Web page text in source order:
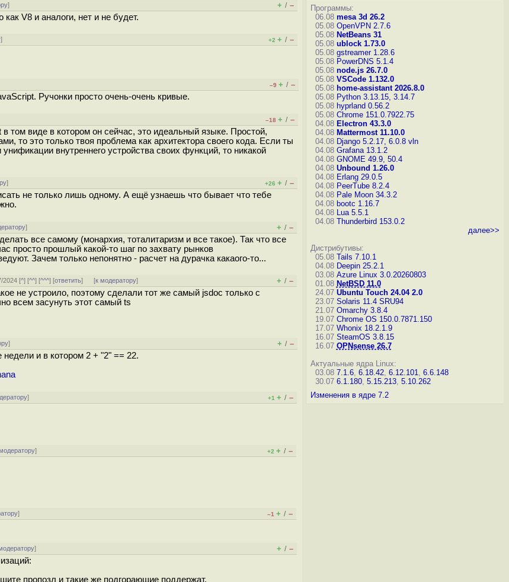
] + / –
V8 и аналоги, нет и не будет.
] +2 + / –
–9 + / –
Ручонки просто очень-очень кривые.
–18 + / –
том виде в котором он сейчас, это идеальный языке. Простой,
то это только твоя проблема как архитектора своего кода. Если ты
внутреннего устройства своих функций, то никакой
] +26 + / –
не только лишь одному. А ещё узнаешь что бывает что тебе
] + / –
все самому (монархия, тоталитаризм и все такое). Так что все
просто прошлый какой-то шаг по захвату рынков
Зачем только непонятно - расчет на дурачка какаого-то...
2024 [^] [^^] [^^^] [ответить] [к модератору] + / –
не устроило, поэтому сделали тот же самый jsdoc только с
всем засунуть этот самый ts
] + / –
и в котором 2 + "2" == 22.
] +1 + / –
] +2 + / –
] –1 + / –
] + / –
пропозл и такие же подгорающие поддержат.
Программы:
06.08 mesa 3d 26.2
05.08 OpenVPN 2.7.6
05.08 NetBeans 31
05.08 ublock 1.73.0
05.08 gstreamer 1.28.6
05.08 PowerDNS 5.1.4
05.08 node.js 26.7.0
05.08 VSCode 1.132.0
05.08 home-assistant 2026.8.0
05.08 Python 3.13.15, 3.14.7
05.08 hyprland 0.56.2
05.08 Chrome 151.0.7922.75
04.08 Electron 43.3.0
04.08 Mattermost 11.10.0
04.08 Django 5.2.17, 6.0.8 vln
04.08 Grafana 13.1.2
04.08 GNOME 49.9, 50.4
04.08 Unbound 1.26.0
04.08 Erlang 29.0.5
04.08 PeerTube 8.2.4
04.08 Pale Moon 34.3.2
04.08 bootc 1.16.7
04.08 Lua 5.5.1
04.08 Thunderbird 153.0.2
далее>>
Дистрибутивы:
05.08 Tails 7.10.1
04.08 Deepin 25.2.1
03.08 Azure Linux 3.0.20260803
01.08 NetBSD 11.0
24.07 Ubuntu Touch 24.04 2.0
23.07 Solaris 11.4 SRU94
21.07 Omarchy 3.8.4
19.07 Chrome OS 150.0.7871.150
17.07 Whonix 18.2.1.9
16.07 SteamOS 3.8.15
16.07 OPNsense 26.7
Актуальные ядра Linux:
03.08 7.1.6, 6.18.42, 6.12.101, 6.6.148
30.07 6.1.180, 5.15.213, 5.10.262
Изменения в ядре 7.2